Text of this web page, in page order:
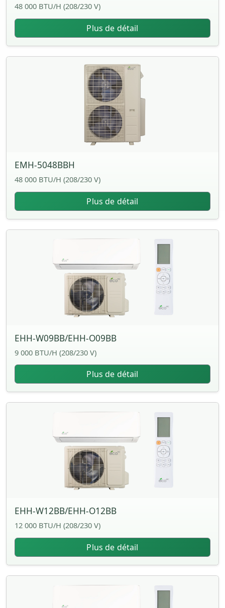
48 000 BTU/H (208/230 V)
Plus de détail
EMH-5048BBH
48 000 BTU/H (208/230 V)
Plus de détail
EHH-W09BB/EHH-O09BB
9 000 BTU/H (208/230 V)
Plus de détail
EHH-W12BB/EHH-O12BB
12 000 BTU/H (208/230 V)
Plus de détail